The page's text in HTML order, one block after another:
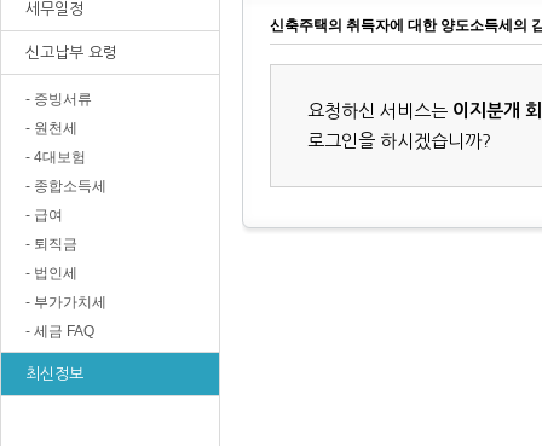
세무일정
신고납부 요령
- 증빙서류
- 원천세
- 4대보험
- 종합소득세
- 급여
- 퇴직금
- 법인세
- 부가가치세
- 세금 FAQ
최신정보
신축주택의 취득자에 대한 양도소득세의
요청하신 서비스는 이지분개
로그인을 하시겠습니까?